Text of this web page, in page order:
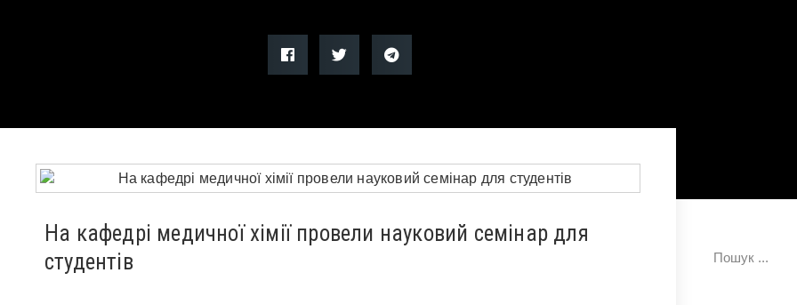
На кафедрі медичної хімії провели науковий семінар для
студентів